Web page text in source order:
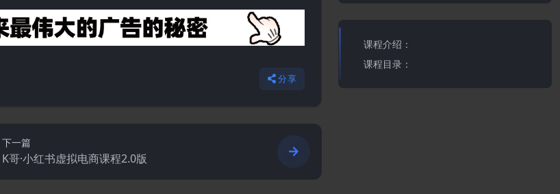
分享
下一篇
K哥·小红书虚拟电商课程2.0版
课程介绍：
课程目录：